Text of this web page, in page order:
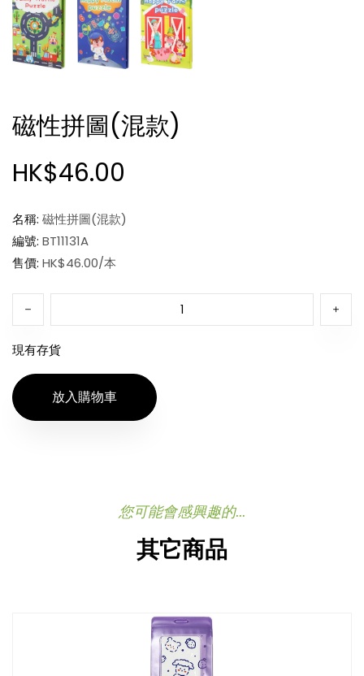
磁性拼圖(混款)
HK$46.00
名稱: 磁性拼圖(混款)
編號: BT11131A
售價: HK$46.00/本
現有存貨
放入購物車
您可能會感興趣的...
其它商品